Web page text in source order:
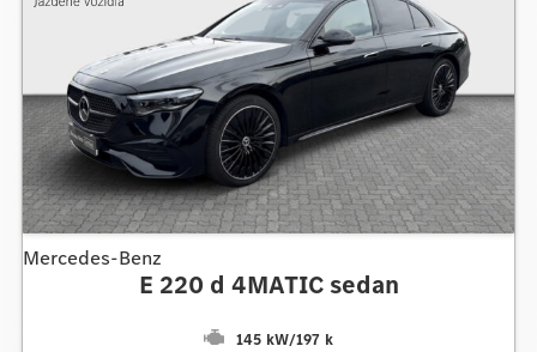
Mercedes-Benz
E 220 d 4MATIC sedan
145 kW/197 k